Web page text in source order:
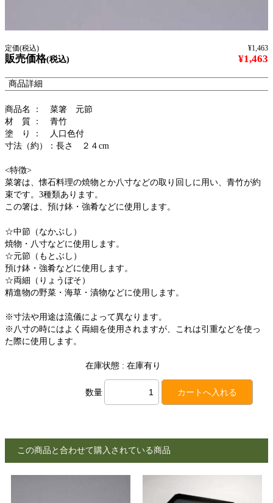
定価(税込) ¥1,463
販売価格(税込) ¥1,463
商品詳細
商品名 ： 菜箸 元節
材 質 ： 青竹
塗 り ： 人口色付
寸法（約）：長さ ２４cm
<特徴>
菜箸は、懐石料理の焼物とか八寸などの取り回しに用い、青竹が約
束です。3種類あります。
この箸は、預け鉢・強肴などに使用します。
☆中節（なかぶし）
焼物・八寸などに使用します。
☆元節（もとぶし）
預け鉢・強肴などに使用します。
☆両細（りょうぼそ）
精進物の野菜・海草・漬物などに使用します。
※寸法や用途は流儀によって異なります。
※八寸の時にはよく両細を使用されますが、これは引重などを使っ
た際に使用します。
在庫状態 : 在庫有り
数量
この商品と合わせて購入されている商品